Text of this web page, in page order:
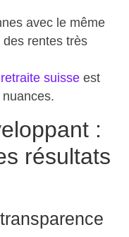
avec le même
des rentes très
suisse est
:
résultats